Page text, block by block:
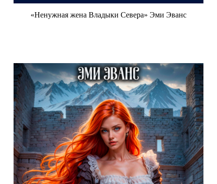
«Ненужная жена Владыки Севера» Эми Эванс